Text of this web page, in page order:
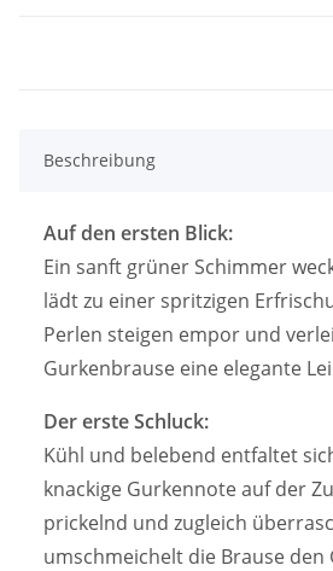
Beschreibung
Auf den ersten Blick:
Ein sanft grüner Schimmer
lädt zu einer spritzigen
Perlen steigen empor und
Gurkenbrause eine elegante
Der erste Schluck:
Kühl und belebend entfaltet
knackige Gurkennote auf der
prickelnd und zugleich
umschmeichelt die Brause